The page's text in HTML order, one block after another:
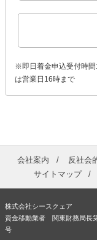
※即日着金申込受付時
は営業日16時まで
会社案内 反社会
サイトマップ
株式会社シースクェア
資金移動業者 関東財務局長
号